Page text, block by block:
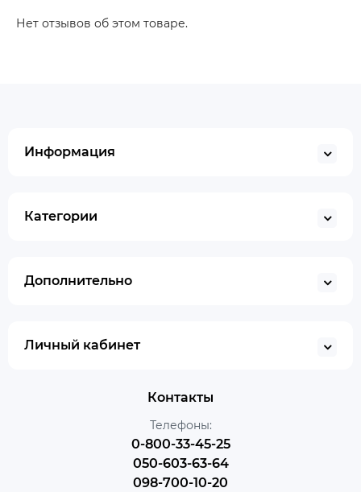
Нет отзывов об этом товаре.
Информация
Категории
Дополнительно
Личный кабинет
Контакты
Телефоны:
0-800-33-45-25
050-603-63-64
098-700-10-20